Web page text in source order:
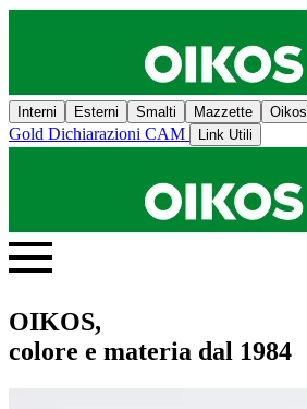
Interni Esterni Smalti Mazzette Oikos
Gold Dichiarazioni CAM Link Utili
OIKOS,
colore e materia dal 1984